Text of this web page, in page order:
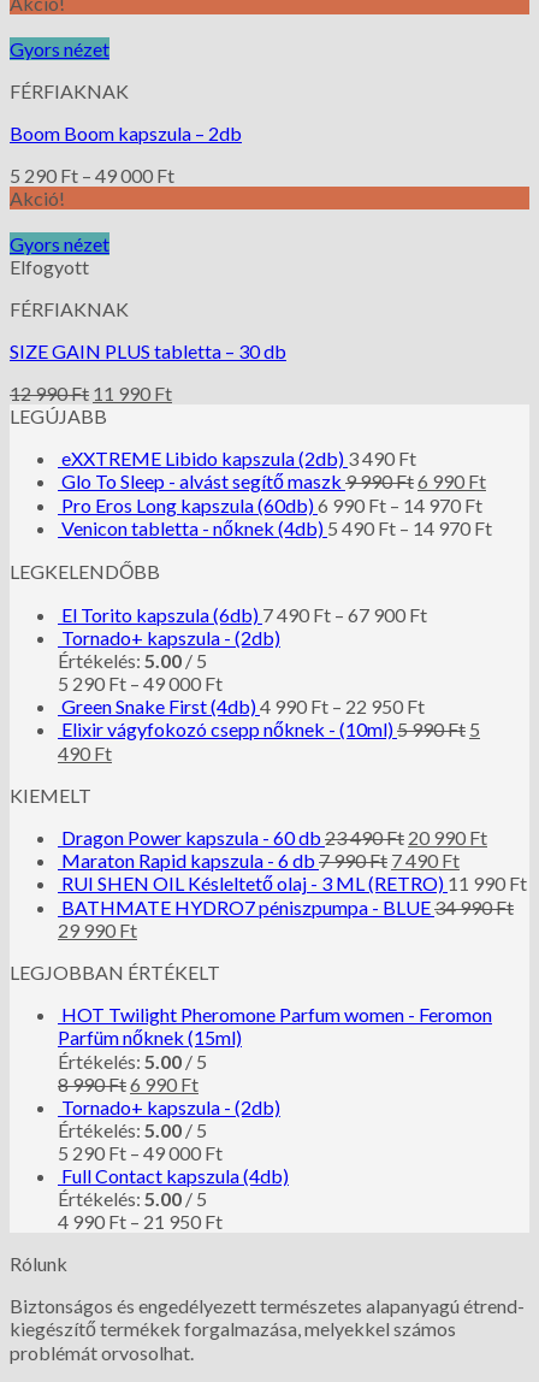
Gyors nézet
FÉRFIAKNAK
Boom Boom kapszula – 2db
5 290 Ft – 49 000 Ft
Akció!
Gyors nézet
Elfogyott
FÉRFIAKNAK
SIZE GAIN PLUS tabletta – 30 db
12 990Ft 11 990 Ft
LEGÚJABB
eXXTREME Libido kapszula (2db) 3 490 Ft
Glo To Sleep - alvást segítő maszk 9 990Ft6 990 Ft
Pro Eros Long kapszula (60db)6 990 Ft – 14 970 Ft
Venicon tabletta - nőknek (4db) 5 490 Ft – 14 970 Ft
LEGKELENDŐBB
El Torito kapszula (6db) 7 490 Ft – 67 900 Ft
Tornado+ kapszula - (2db)
Értékelés: 5.00 / 5
5 290 Ft – 49 000 Ft
Green Snake First (4db)4 990 Ft – 22 950 Ft
Elixir vágyfokozó csepp nőknek - (10ml)5 990Ft 5
490 Ft
KIEMELT
Dragon Power kapszula - 60 db 23 490Ft 20 990 Ft
Maraton Rapid kapszula - 6 db 7 990Ft 7 490 Ft
RUI SHEN OIL Késleltető olaj - 3 ML (RETRO) 11 990 Ft
BATHMATE HYDRO7 péniszpumpa - BLUE34 990Ft
29 990 Ft
LEGJOBBAN ÉRTÉKELT
HOT Twilight Pheromone Parfum women - Feromon
Parfüm nőknek (15ml)
Értékelés: 5.00 / 5
8 990Ft6 990 Ft
Tornado+ kapszula - (2db)
Értékelés: 5.00 / 5
5 290 Ft – 49 000 Ft
Full Contact kapszula (4db)
Értékelés: 5.00 / 5
4 990 Ft – 21 950 Ft
Rólunk
Biztonságos és engedélyezett természetes alapanyagú étrend-
kiegészítő termékek forgalmazása, melyekkel számos
problémát orvosolhat.